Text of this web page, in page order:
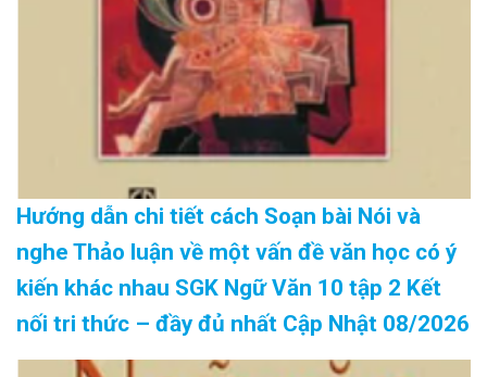
Hướng dẫn chi tiết cách Soạn bài Nói và
nghe Thảo luận về một vấn đề văn học có ý
kiến khác nhau SGK Ngữ Văn 10 tập 2 Kết
nối tri thức – đầy đủ nhất Cập Nhật 08/2026